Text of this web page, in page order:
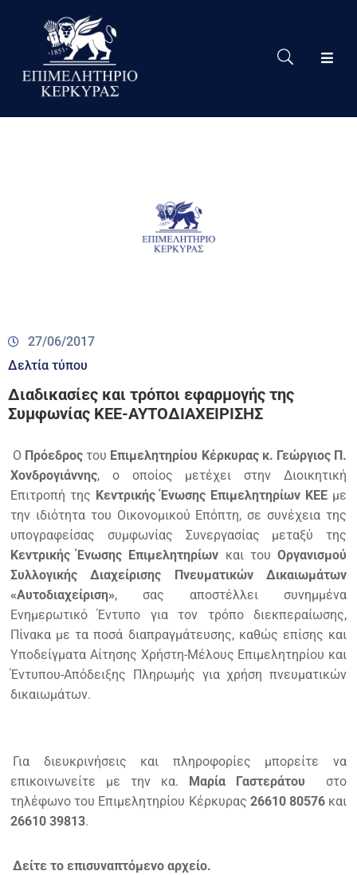
Το
Eπιμελητήριο
27/06/2017
Δελτία τύπου
Διαδικασίες και τρόποι εφαρμογής της
Συμφωνίας ΚΕΕ-ΑΥΤΟΔΙΑΧΕΙΡΙΣΗΣ
Ο Πρόεδρος του Επιμελητηρίου Κέρκυρας κ. Γεώργιος Π.
Χονδρογιάννης, ο οποίος μετέχει στην Διοικητική
Επιτροπή της Κεντρικής Ένωσης Επιμελητηρίων ΚΕΕ με
την ιδιότητα του Οικονομικού Επόπτη, σε συνέχεια της
υπογραφείσας συμφωνίας Συνεργασίας μεταξύ της
Κεντρικής Ένωσης Επιμελητηρίων και τουΟργανισμού
Συλλογικής Διαχείρισης Πνευματικών Δικαιωμάτων
«Αυτοδιαχείριση», σας αποστέλλει συνημμένα
Ενημερωτικό Έντυπο για τον τρόπο διεκπεραίωσης,
Πίνακα με τα ποσά διαπραγμάτευσης, καθώς επίσης και
Υποδείγματα Αίτησης Χρήστη-Μέλους Επιμελητηρίου και
Έντυπου-Απόδειξης Πληρωμής για χρήση πνευματικών
δικαιωμάτων.
Για διευκρινήσεις και πληροφορίες μπορείτε να
επικοινωνείτε με την κα. Μαρία Γαστεράτου στο
τηλέφωνο του Επιμελητηρίου Κέρκυρας 26610 80576 και
26610 39813.
Δείτε το επισυναπτόμενο αρχείο.